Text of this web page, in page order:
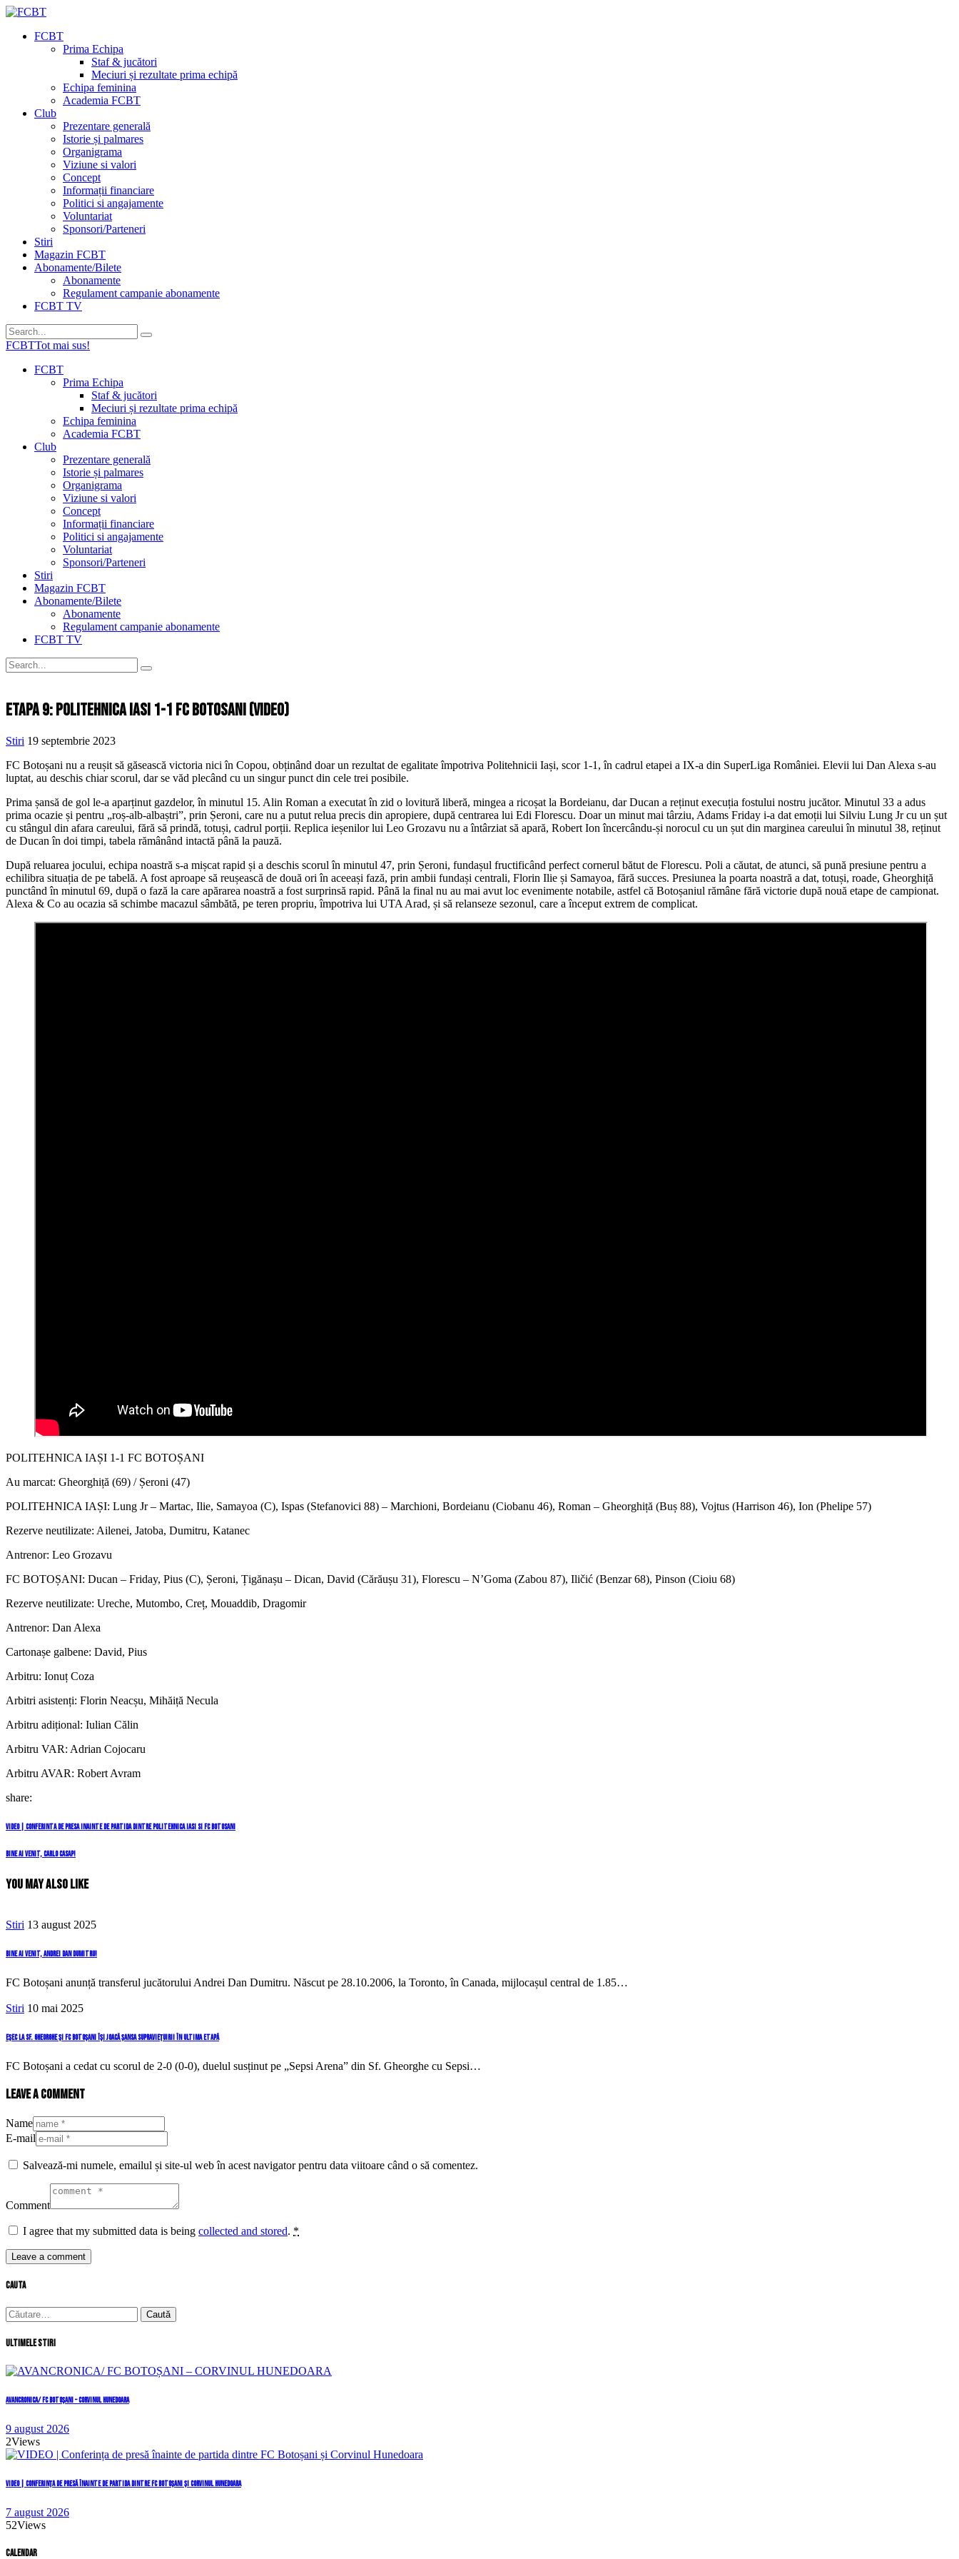
FCBT
Prima Echipa
Staf & jucători
Meciuri și rezultate prima echipă
Echipa feminina
Academia FCBT
Club
Prezentare generală
Istorie și palmares
Organigrama
Viziune si valori
Concept
Informații financiare
Politici si angajamente
Voluntariat
Sponsori/Parteneri
Stiri
Magazin FCBT
Abonamente/Bilete
Abonamente
Regulament campanie abonamente
FCBT TV
FCBTTot mai sus!
FCBT
Prima Echipa
Staf & jucători
Meciuri și rezultate prima echipă
Echipa feminina
Academia FCBT
Club
Prezentare generală
Istorie și palmares
Organigrama
Viziune si valori
Concept
Informații financiare
Politici si angajamente
Voluntariat
Sponsori/Parteneri
Stiri
Magazin FCBT
Abonamente/Bilete
Abonamente
Regulament campanie abonamente
FCBT TV
Etapa 9: Politehnica Iasi 1-1 FC Botosani (video)
Stiri 19 septembrie 2023
FC Botoșani nu a reușit să găsească victoria nici în Copou, obținând doar un rezultat de egalitate împotriva Politehnicii Iași, scor 1-1, în cadrul etapei a IX-a din SuperLiga României. Elevii lui Dan Alexa s-au
luptat, au deschis chiar scorul, dar se văd plecând cu un singur punct din cele trei posibile.
Prima șansă de gol le-a aparținut gazdelor, în minutul 15. Alin Roman a executat în zid o lovitură liberă, mingea a ricoșat la Bordeianu, dar Ducan a reținut execuția fostului nostru jucător. Minutul 33 a adus
prima ocazie și pentru „roș-alb-albaștri”, prin Șeroni, care nu a putut relua precis din apropiere, după centrarea lui Edi Florescu. Doar un minut mai târziu, Adams Friday i-a dat emoții lui Silviu Lung Jr cu un șut
cu stângul din afara careului, fără să prindă, totuși, cadrul porții. Replica ieșenilor lui Leo Grozavu nu a întârziat să apară, Robert Ion încercându-și norocul cu un șut din marginea careului în minutul 38, reținut
de Ducan în doi timpi, tabela rămânând intactă până la pauză.
După reluarea jocului, echipa noastră s-a mișcat rapid și a deschis scorul în minutul 47, prin Șeroni, fundașul fructificând perfect cornerul bătut de Florescu. Poli a căutat, de atunci, să pună presiune pentru a
echilibra situația de pe tabelă. A fost aproape să reușească de două ori în aceeași fază, prin ambii fundași centrali, Florin Ilie și Samayoa, fără succes. Presiunea la poarta noastră a dat, totuși, roade, Gheorghiță
punctând în minutul 69, după o fază la care apărarea noastră a fost surprinsă rapid. Până la final nu au mai avut loc evenimente notabile, astfel că Botoșaniul rămâne fără victorie după nouă etape de campionat.
Alexa & Co au ocazia să schimbe macazul sâmbătă, pe teren propriu, împotriva lui UTA Arad, și să relanseze sezonul, care a început extrem de complicat.
POLITEHNICA IAȘI 1-1 FC BOTOȘANI
Au marcat: Gheorghiță (69) / Șeroni (47)
POLITEHNICA IAȘI: Lung Jr – Martac, Ilie, Samayoa (C), Ispas (Stefanovici 88) – Marchioni, Bordeianu (Ciobanu 46), Roman – Gheorghiță (Buș 88), Vojtus (Harrison 46), Ion (Phelipe 57)
Rezerve neutilizate: Ailenei, Jatoba, Dumitru, Katanec
Antrenor: Leo Grozavu
FC BOTOȘANI: Ducan – Friday, Pius (C), Șeroni, Țigănașu – Dican, David (Cărăușu 31), Florescu – N’Goma (Zabou 87), Iličić (Benzar 68), Pinson (Cioiu 68)
Rezerve neutilizate: Ureche, Mutombo, Creț, Mouaddib, Dragomir
Antrenor: Dan Alexa
Cartonașe galbene: David, Pius
Arbitru: Ionuț Coza
Arbitri asistenți: Florin Neacșu, Mihăiță Necula
Arbitru adițional: Iulian Călin
Arbitru VAR: Adrian Cojocaru
Arbitru AVAR: Robert Avram
share:
Navigare
în
Previous
Video | Conferinta de presa inainte de partida dintre Politehnica Iasi si FC Botosani
Next
Bine ai venit, Carlo Casap!
You May Also Like
Stiri 13 august 2025
Bine ai venit, Andrei Dan Dumitru!
FC Botoșani anunță transferul jucătorului Andrei Dan Dumitru. Născut pe 28.10.2006, la Toronto, în Canada, mijlocașul central de 1.85…
Stiri 10 mai 2025
Eșec la Sf. Gheorghe și FC Botoșani își joacă șansa supraviețuirii în ultima etapă
FC Botoșani a cedat cu scorul de 2-0 (0-0), duelul susținut pe „Sepsi Arena” din Sf. Gheorghe cu Sepsi…
Leave a comment
Name
E-mail
Salvează-mi numele, emailul și site-ul web în acest navigator pentru data viitoare când o să comentez.
Comment
I agree that my submitted data is being collected and stored. *
cauta
Caută
după:
Ultimele stiri
AVANCRONICA/ FC BOTOȘANI – CORVINUL HUNEDOARA
9 august 2026
2Views
VIDEO | Conferința de presă înainte de partida dintre FC Botoșani și Corvinul Hunedoara
7 august 2026
52Views
Calendar